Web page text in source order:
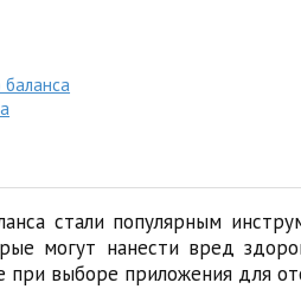
стали популярным
могут нанести вред
выборе приложения для